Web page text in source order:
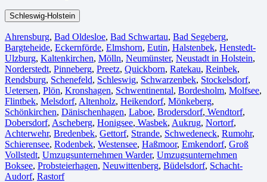
Schleswig-Holstein
Ahrensburg, Bad Oldesloe, Bad Schwartau, Bad Segeberg,
Bargteheide, Eckernförde, Elmshorn, Eutin, Halstenbek, Henstedt-
Ulzburg, Kaltenkirchen, Mölln, Neumünster, Neustadt in Holstein,
Norderstedt, Pinneberg, Preetz, Quickborn, Ratekau, Reinbek,
Rendsburg, Schenefeld, Schleswig, Schwarzenbek, Stockelsdorf,
Uetersen, Plön, Kronshagen, Schwentinental, Bordesholm, Molfsee,
Flintbek, Melsdorf, Altenholz, Heikendorf, Mönkeberg,
Schönkirchen, Dänischenhagen, Laboe, Brodersdorf, Wendtorf,
Dobersdorf, Ascheberg, Honigsee, Wasbek, Aukrug, Nortorf,
Achterwehr, Bredenbek, Gettorf, Strande, Schwedeneck, Rumohr,
Schierensee, Rodenbek, Westensee, Haßmoor, Emkendorf, Groß
Vollstedt, Umzugsunternehmen Warder, Umzugsunternehmen
Boksee, Probsteierhagen, Neuwittenberg, Büdelsdorf, Schacht-
Audorf, Rastorf